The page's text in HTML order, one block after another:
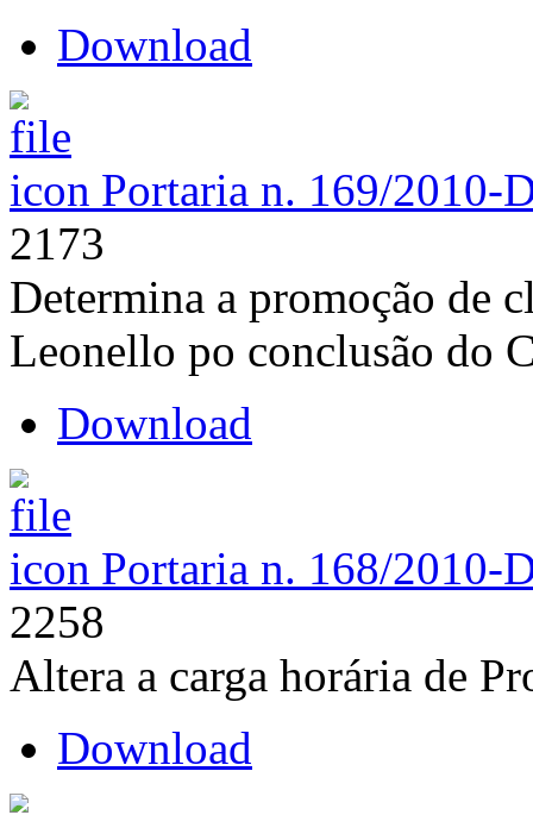
Download
Portaria n. 169/2010-
2173
Determina a promoção de
Leonello po conclusão do
Download
Portaria n. 168/2010-
2258
Altera a carga horária de
Download